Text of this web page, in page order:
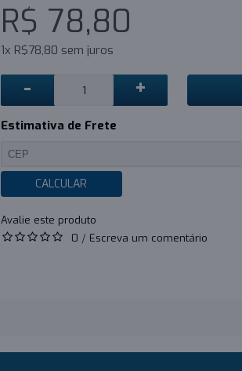
R$ 78,80
1x R$78,80 sem juros
- +
Estimativa de Frete
CALCULAR
0 / Escreva um comentário